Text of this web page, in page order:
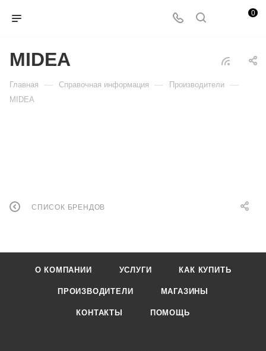
0
MIDEA
Главная — Справочная информация — Производители —
MIDEA
СПИСОК БРЕНДОВ
О КОМПАНИИ УСЛУГИ КАК КУПИТЬ
ПРОИЗВОДИТЕЛИ МАГАЗИНЫ
КОНТАКТЫ ПОМОЩЬ